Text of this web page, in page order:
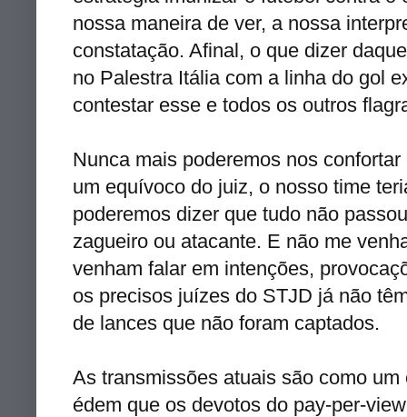
nossa maneira de ver, a nossa
constatação. Afinal, o que dizer
no Palestra Itália com a linha do gol
contestar esse e todos os outros
Nunca mais poderemos nos
um equívoco do juiz, o nosso time
poderemos dizer que tudo não
zagueiro ou atacante. E não me
venham falar em intenções,
os precisos juízes do STJD já não
de lances que não foram captados.
As transmissões atuais são como um
édem que os devotos do pay-per-view